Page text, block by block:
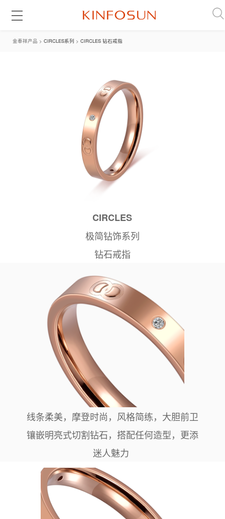
金奉祥产品 > CIRCLES系列 > CIRCLES 钻石戒指
CIRCLES
极简钻饰系列
钻石戒指
线条柔美，摩登时尚，风格简练，大胆前卫
镶嵌明亮式切割钻石，搭配任何造型，更添
迷人魅力